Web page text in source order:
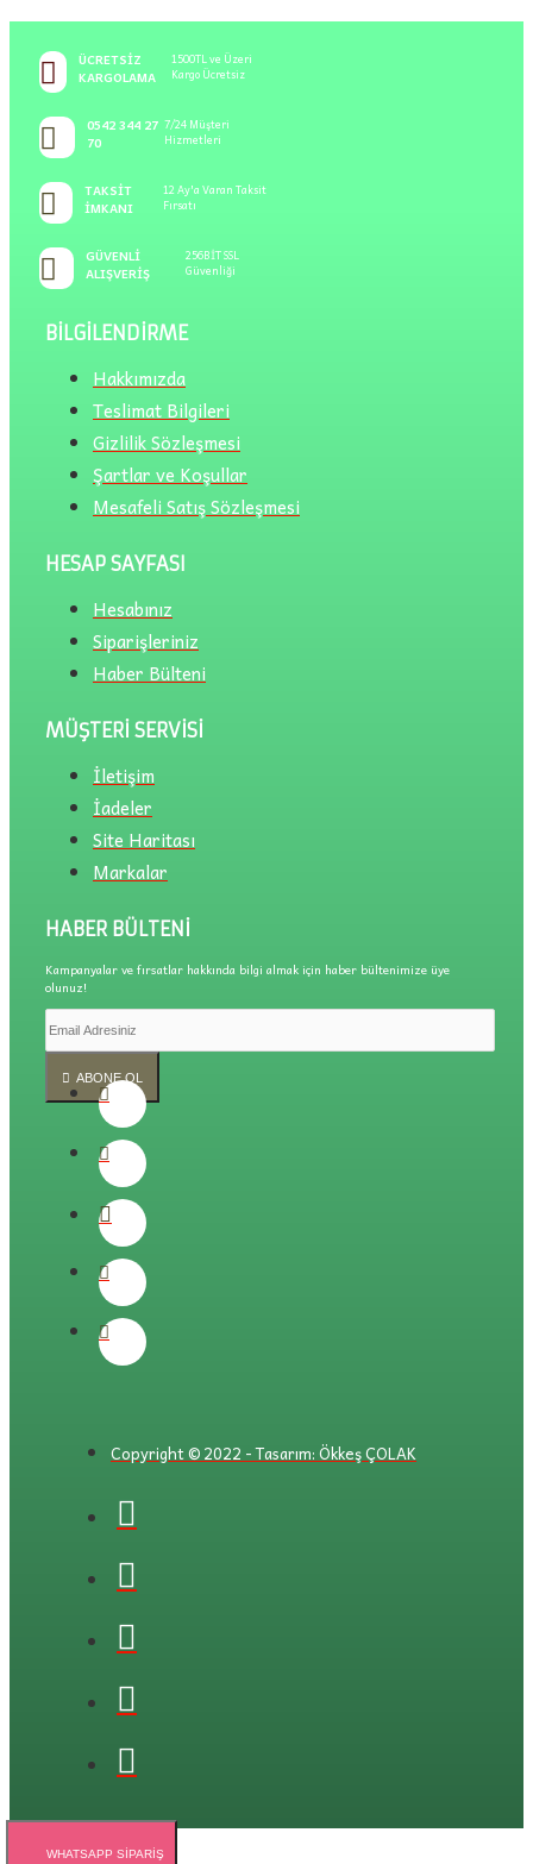
WHATSAPP SIPARIŞ
ÜCRETSIZ
KARGOLAMA
1500TL ve Üzeri
Kargo Ücretsiz
0542 344 27
70
7/24 Müşteri
Hizmetleri
TAKSIT
İMKANI
12 Ay'a Varan Taksit
Fırsatı
GÜVENLI
ALIŞVERIŞ
256BİT SSL
Güvenliği
BILGILENDIRME
Hakkımızda
Teslimat Bilgileri
Gizlilik Sözleşmesi
Şartlar ve Koşullar
Mesafeli Satış Sözleşmesi
HESAP SAYFASI
Hesabınız
Siparişleriniz
Haber Bülteni
MÜŞTERI SERVISI
İletişim
İadeler
Site Haritası
Markalar
HABER BÜLTENI
Kampanyalar ve fırsatlar hakkında bilgi almak için haber bültenimize üye
olunuz!
ABONE OL
Copyright © 2022 - Tasarım: Ökkeş ÇOLAK